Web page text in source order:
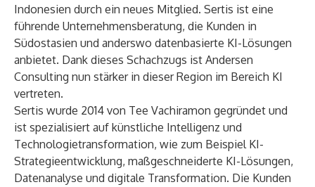
Indonesien durch ein neues Mitglied. Sertis ist eine
führende Unternehmensberatung, die Kunden in
Südostasien und anderswo datenbasierte KI-Lösungen
anbietet. Dank dieses Schachzugs ist Andersen
Consulting nun stärker in dieser Region im Bereich KI
vertreten.
Sertis wurde 2014 von Tee Vachiramon gegründet und
ist spezialisiert auf künstliche Intelligenz und
Technologietransformation, wie zum Beispiel KI-
Strategieentwicklung, maßgeschneiderte KI-Lösungen,
Datenanalyse und digitale Transformation. Die Kunden